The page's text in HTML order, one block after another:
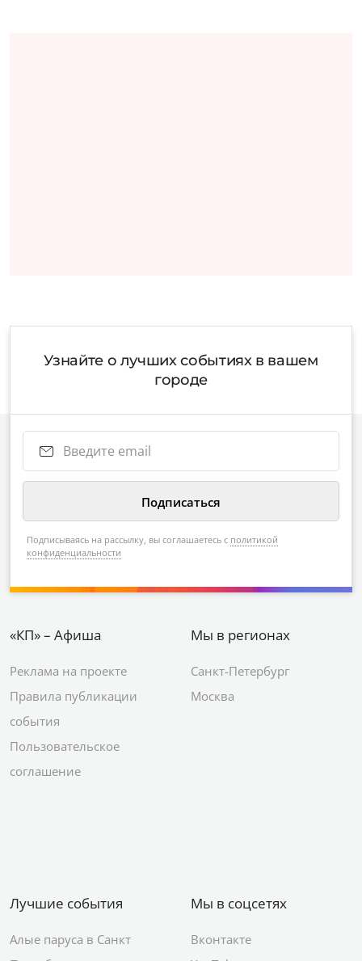
Узнайте о лучших событиях в вашем
городе
Подписываясь на рассылку, вы соглашаетесь с политикой
конфиденциальности
«КП» – Афиша
Реклама на проекте
Правила публикации
события
Пользовательское
соглашение
Мы в регионах
Санкт-Петербург
Москва
Лучшие события
Алые паруса в Санкт
Мы в соцсетях
Вконтакте